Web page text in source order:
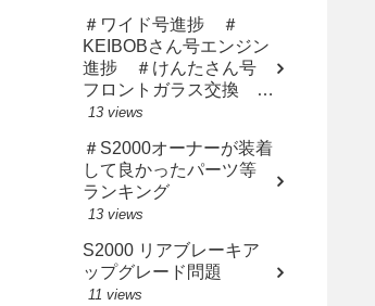
＃ワイド号進捗 ＃
KEIBOBさん号エンジン
進捗 ＃けんたさん号
フロントガラス交換 ＃
サト橙さん漢の中の漢に
13 views
＃S2000オーナーが装着
して良かったパーツ等
ランキング
13 views
S2000 リアブレーキア
ップグレード問題
11 views